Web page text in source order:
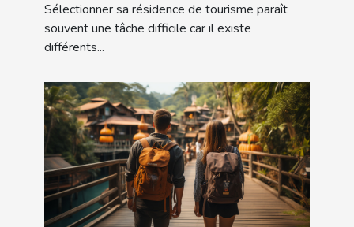
Sélectionner sa résidence de tourisme paraît
souvent une tâche difficile car il existe
différents...